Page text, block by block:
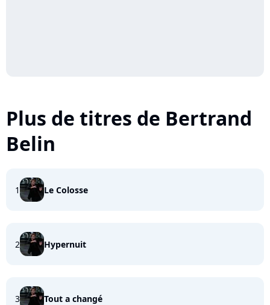
Plus de titres de Bertrand
Belin
1 Le Colosse
2 Hypernuit
3 Tout a changé